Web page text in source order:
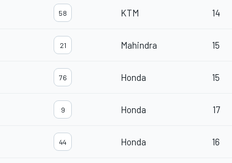
58 KTM 14
21 Mahindra 15
76 Honda 15
9 Honda 17
44 Honda 16